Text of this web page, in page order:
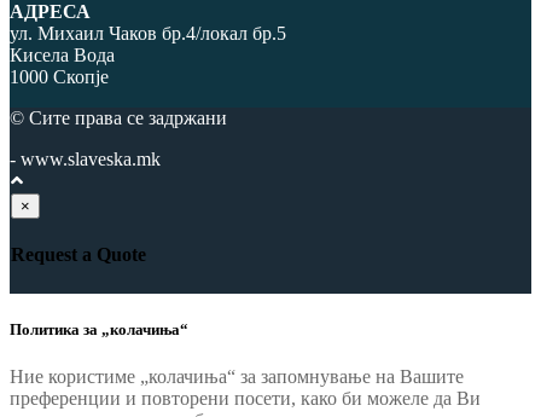
АДРЕСА
ул. Михаил Чаков бр.4/локал бр.5
Кисела Вода
1000 Скопје
© Сите права се задржани
- www.slaveska.mk
×
Request a Quote
Политика за „колачиња“
Ние користиме „колачиња“ за запомнување на Вашите
преференции и повторени посети, како би можеле да Ви